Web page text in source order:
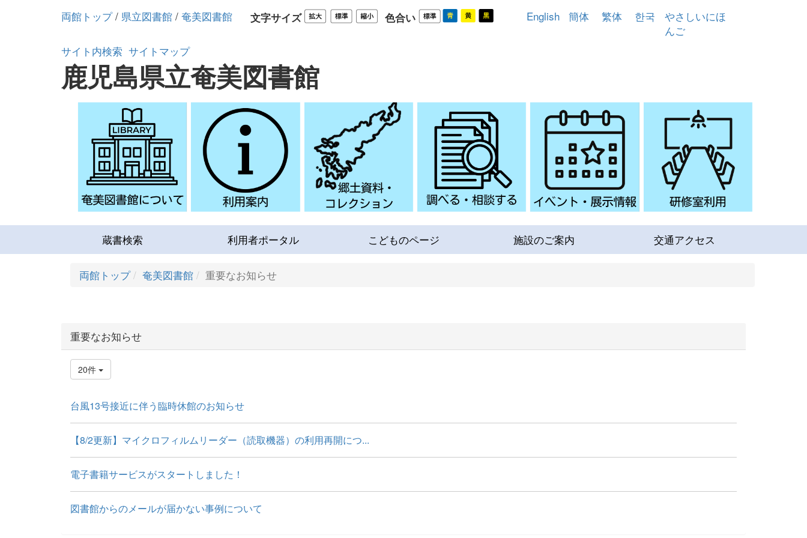
両館トップ/ 県立図書館 / 奄美図書館 文字サイズ 色合い English 簡体 繁体 한국
やさしいにほ
んご
サイト内検索 サイトマップ
鹿児島県立奄美図書館
蔵書検索 利用者ポータル こどものページ 施設のご案内 交通アクセス
両館トップ 奄美図書館 重要なお知らせ
重要なお知らせ
20件
台風13号接近に伴う臨時休館のお知らせ
【8/2更新】マイクロフィルムリーダー（読取機器）の利用再開につ...
電子書籍サービスがスタートしました！
図書館からのメールが届かない事例について